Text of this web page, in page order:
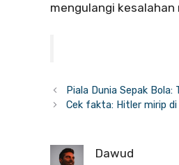
mengulangi kesalahan
Piala Dunia Sepak
Cek fakta: Hitler mirip
Dawud